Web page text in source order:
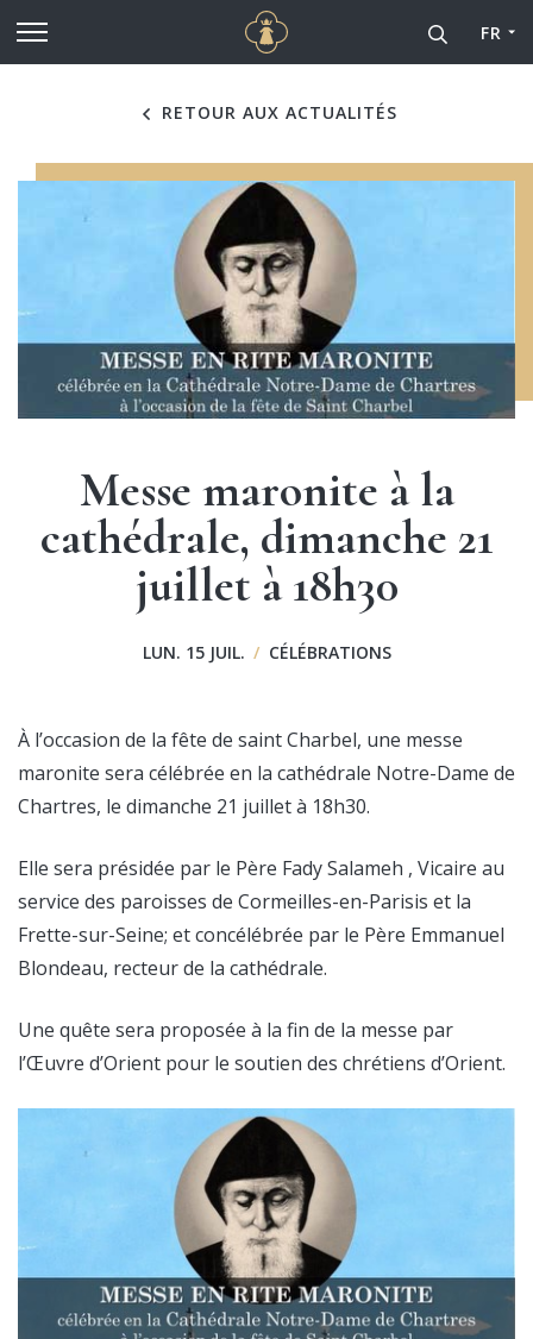
Aller au contenu principal Cathédrale Notre-Dame
FR
RETOUR AUX ACTUALITÉS
Messe maronite à la
cathédrale, dimanche 21
juillet à 18h30
LUN. 15 JUIL. / CÉLÉBRATIONS
À l’occasion de la fête de saint Charbel, une messe
maronite sera célébrée en la cathédrale Notre-Dame de
Chartres, le dimanche 21 juillet à 18h30.
Elle sera présidée par le Père Fady Salameh , Vicaire au
service des paroisses de Cormeilles-en-Parisis et la
Frette-sur-Seine; et concélébrée par le Père Emmanuel
Blondeau, recteur de la cathédrale.
Une quête sera proposée à la fin de la messe par
l’Œuvre d’Orient pour le soutien des chrétiens d’Orient.